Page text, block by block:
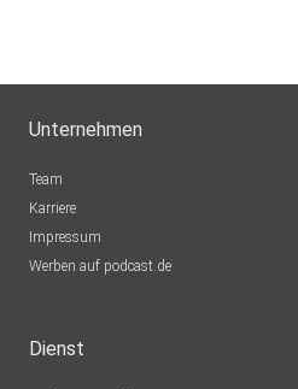
Unternehmen
Team
Karriere
Impressum
Werben auf podcast.de
Dienst